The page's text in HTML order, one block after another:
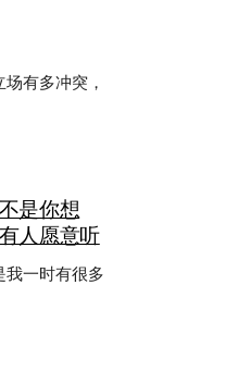
有多冲突，
是你想
人愿意听
我一时有很多